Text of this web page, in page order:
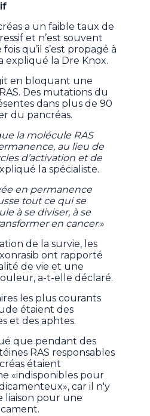
a un faible taux de
et n’est souvent
qu’il s’est propagé à
expliqué la Dre Knox.
en bloquant une
Des mutations du
dans plus de 90
du pancréas.
la molécule RAS
au lieu de
d’activation et de
la spécialiste.
en permanence
tout ce qui se
à se diviser, à se
en cancer.»
de la survie, les
ont rapporté
de vie et une
a-t-elle déclaré.
les plus courants
étaient des
et des aphtes.
que pendant des
RAS responsables
étaient
«indisponibles pour
car il n'y
liaison pour une